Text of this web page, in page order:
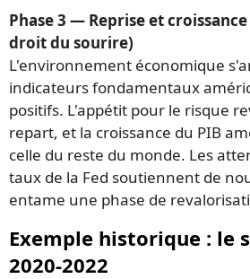
Phase 3 — Reprise et
droit du sourire)
L'environnement économique
indicateurs fondamentaux
positifs. L'appétit pour le risque
repart, et la croissance du PIB
celle du reste du monde. Les
taux de la Fed soutiennent de
entame une phase de
Exemple historique : le
2020-2022